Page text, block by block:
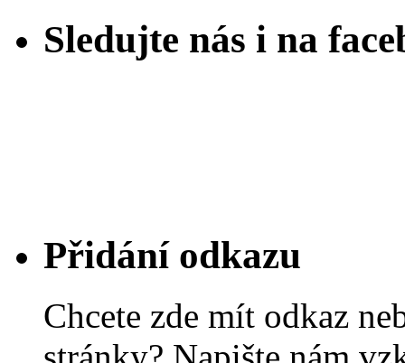
Sledujte nás i na
Přidání odkazu
Chcete zde mít odkaz